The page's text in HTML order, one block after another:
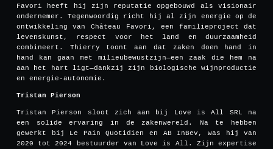
Favori heeft hij zijn reputatie opgebouwd als visionair
ondernemer. Tegenwoordig richt hij al zijn energie op de
ontwikkeling van Château Favori, een familieproject dat
levenskunst, respect voor het land en duurzaamheid
combineert. Thierry toont aan dat zaken doen hand in
hand kan gaan met milieubewustzijn—een zaak die hem na
aan het hart ligt—dankzij zijn biologische wijnproductie
en energie-autonomie.
Tristan Pierson
Tristan Pierson sloot zich aan bij Love is All SRL na
een solide ervaring in de zakenwereld. Na te hebben
gewerkt bij Le Pain Quotidien en AB InBev, was hij van
2020 tot 2024 bestuurder van Love is All. Zijn expertise